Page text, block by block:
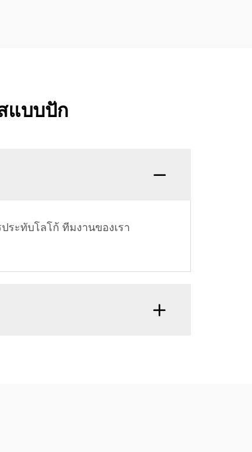
แบบปัก
ระทับโลโก้ ทีมงานของเรา